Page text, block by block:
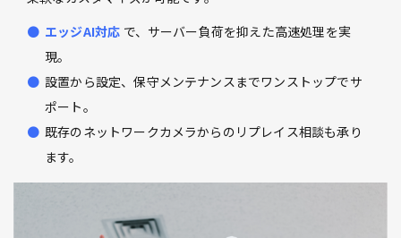
エッジAI対応 で、サーバー負荷を抑えた高速処理を実
現。
設置から設定、保守メンテナンスまでワンストップでサ
ポート。
既存のネットワークカメラからのリプレイス相談も承り
ます。